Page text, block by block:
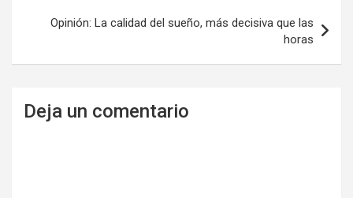
entradasOpinión: La calidad del sueño, más decisiva que las
horas
Deja un comentario